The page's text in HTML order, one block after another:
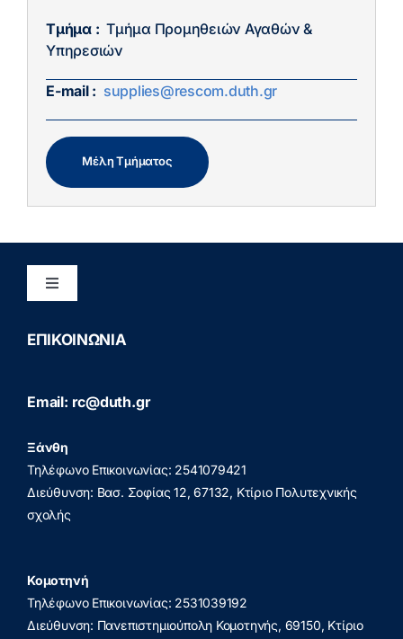
Τμήμα : Τμήμα Προμηθειών Αγαθών &
Υπηρεσιών
E-mail : supplies@rescom.duth.gr
Μέλη Τμήματος
Toggle
Διασφάλιση Ποιότητας
(GDPR)
Πολιτική Απορρήτου
ΕΠΙΚΟΙΝΩΝΙΑ
Email: rc@duth.gr
Ξάνθη
Τηλέφωνο Επικοινωνίας: 2541079421
Διεύθυνση: Βασ. Σοφίας 12, 67132, Κτίριο Πολυτεχνικής
σχολής
Κομοτηνή
Τηλέφωνο Επικοινωνίας: 2531039192
Διεύθυνση: Πανεπιστημιούπολη Κομοτηνής, 69150, Κτίριο